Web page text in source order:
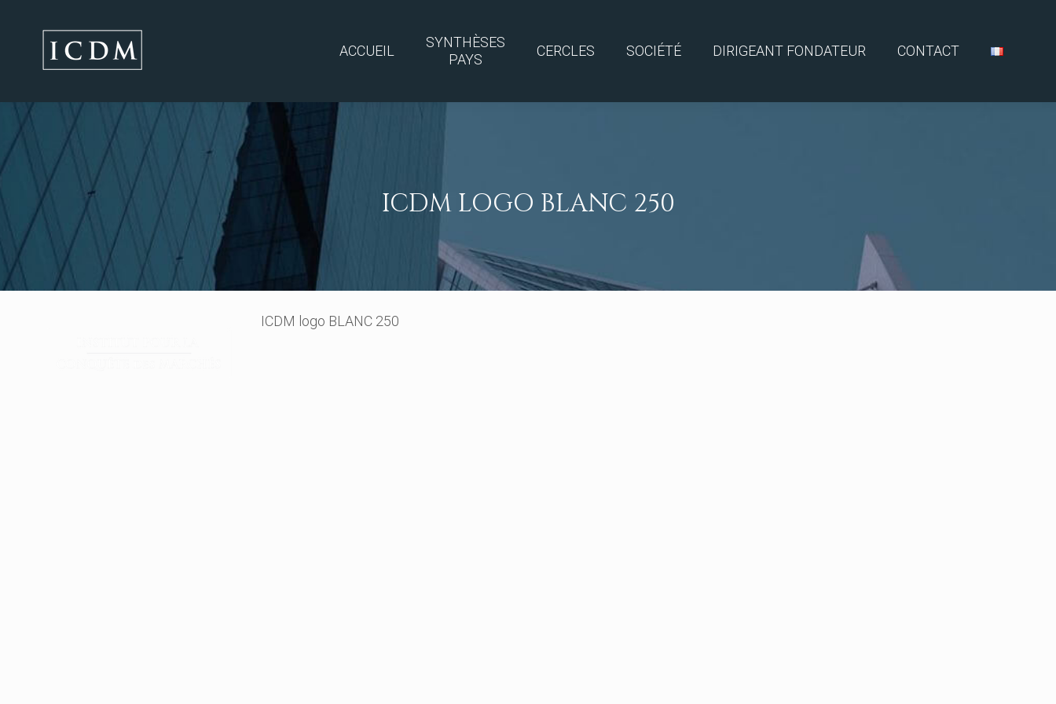
ACCUEIL
SYNTHÈSES
PAYS
CERCLES SOCIÉTÉ DIRIGEANT FONDATEUR CONTACT
ICDM LOGO BLANC 250
ICDM logo BLANC 250